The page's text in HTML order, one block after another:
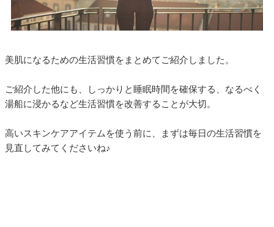
美肌になるための生活習慣をまとめてご紹介しました。
ご紹介した他にも、しっかりと睡眠時間を確保する、なるべく
湯船に浸かるなど生活習慣を改善することが大切。
高いスキンケアアイテムを使う前に、まずは毎日の生活習慣を
見直してみてくださいね♪